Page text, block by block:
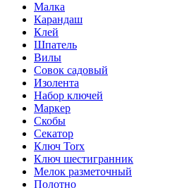
Малка
Карандаш
Клей
Шпатель
Вилы
Совок садовый
Изолента
Набор ключей
Маркер
Скобы
Секатор
Ключ Torx
Ключ шестигранник
Мелок разметочный
Полотно